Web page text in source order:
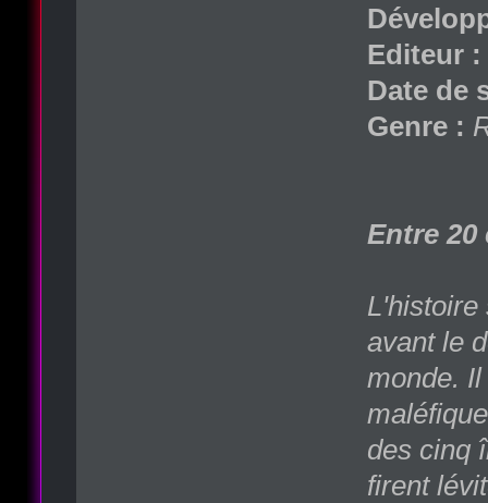
Editeur :
Date de
Genre :
Entre 20
L'histoire
avant le
monde.
des cinq
firent